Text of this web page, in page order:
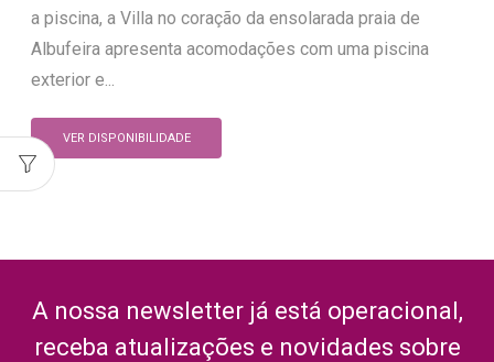
a piscina, a Villa no coração da ensolarada praia de
Albufeira apresenta acomodações com uma piscina
exterior e...
VER DISPONIBILIDADE
A nossa newsletter já está operacional,
receba atualizações e novidades sobre